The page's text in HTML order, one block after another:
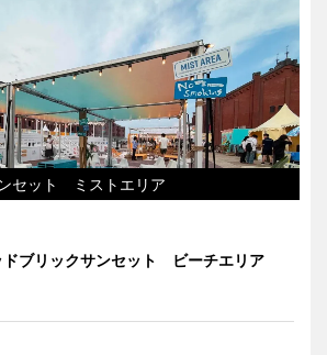
セット ミストエリア
ドブリックサンセット ビーチエリア